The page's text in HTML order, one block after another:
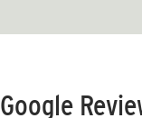
Google